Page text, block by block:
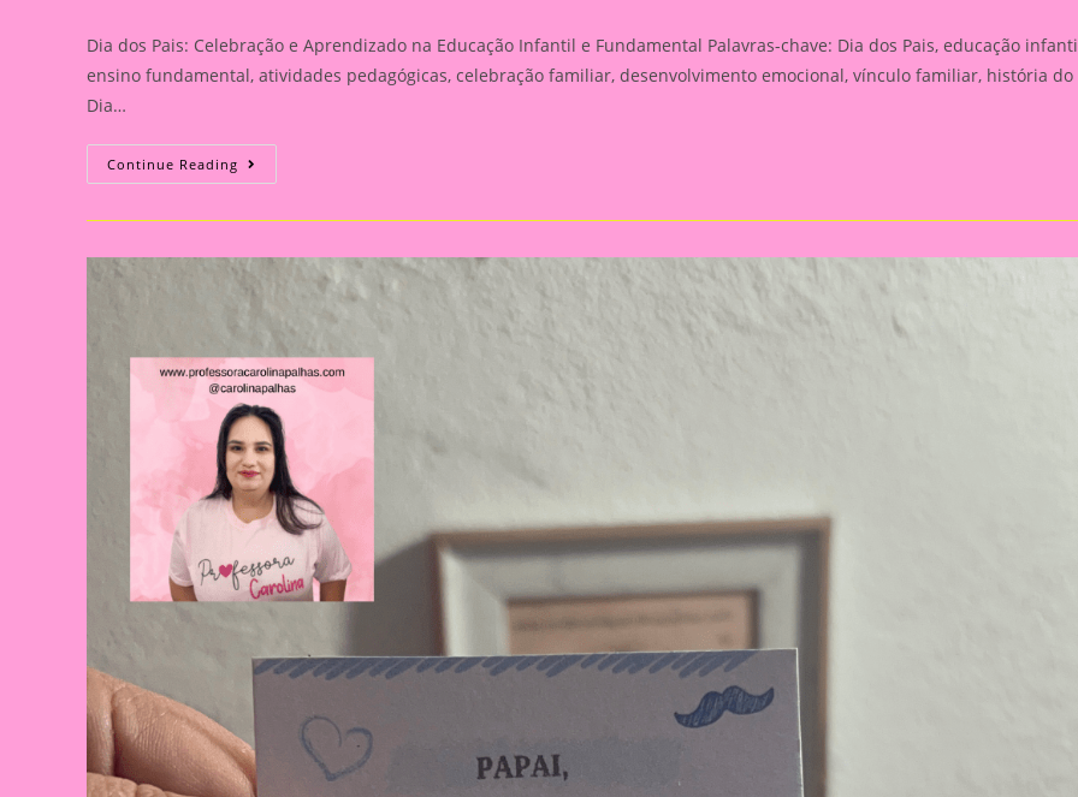
Dia dos Pais: Celebração e Aprendizado na Educação Infantil e Fundamental Palavras-chave: Dia dos Pais, educação
ensino fundamental, atividades pedagógicas, celebração familiar, desenvolvimento emocional, vínculo familiar, história do
Dia…
Continue Reading Atividade
Para
Dia
Dia
Pais:
Celebração
E
Aprendizado
Na
Educação
Infantil
E
Fundamental